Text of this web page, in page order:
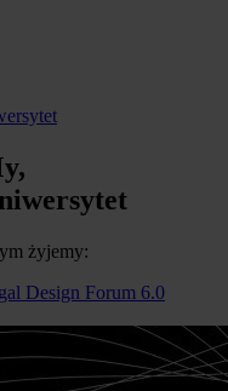
żyjemy:
Design Forum 6.0